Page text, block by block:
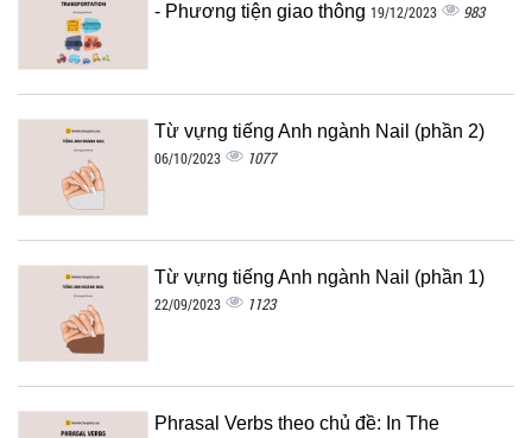
- Phương tiện giao thông 19/12/2023 983
Từ vựng tiếng Anh ngành Nail (phần 2)
06/10/2023 1077
Từ vựng tiếng Anh ngành Nail (phần 1)
22/09/2023 1123
Phrasal Verbs theo chủ đề: In The